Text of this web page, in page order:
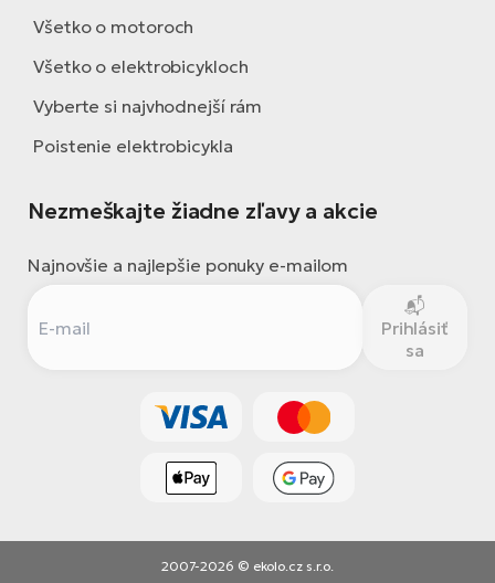
Všetko o motoroch
Všetko o elektrobicykloch
Vyberte si najvhodnejší rám
Poistenie elektrobicykla
Nezmeškajte žiadne zľavy a akcie
Najnovšie a najlepšie ponuky e-mailom
Prihlásiť
sa
2007-2026 © ekolo.cz s.r.o.